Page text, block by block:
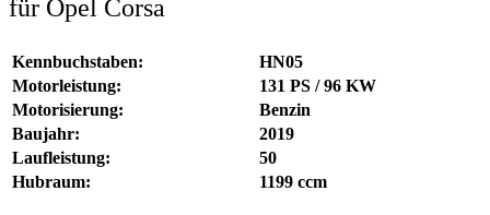
für Opel Corsa
Kennbuchstaben:
HN05
Motorleistung:
131 PS / 96 KW
Motorisierung:
Benzin
Baujahr:
2019
Laufleistung:
50
Hubraum:
1199 ccm